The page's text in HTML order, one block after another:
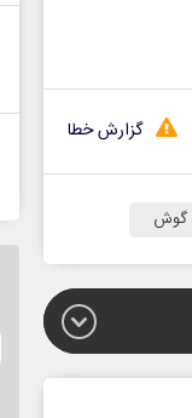
گزارش خطا
گوش